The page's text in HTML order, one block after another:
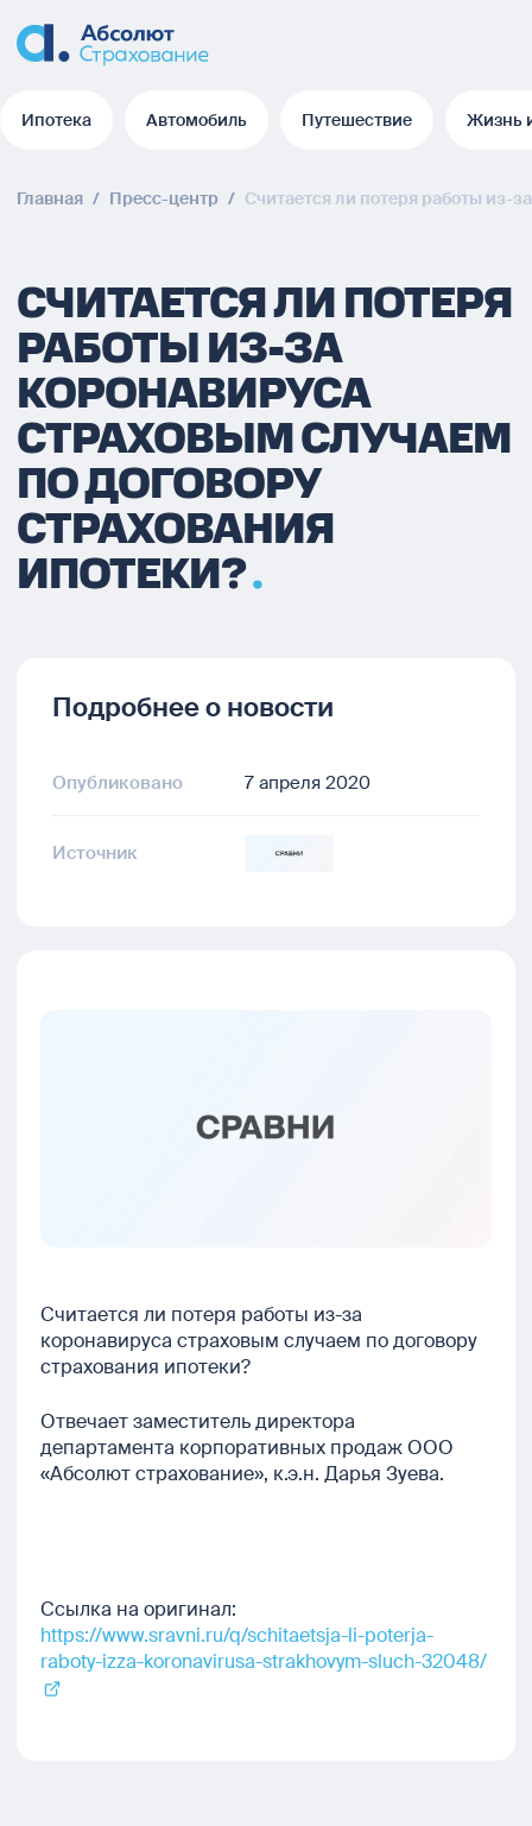
Ипотека Автомобиль Путешествие Жизнь
Главная / Пресс-центр / Считается ли потеря работы из-
СЧИТАЕТСЯ ЛИ ПОТЕРЯ
РАБОТЫ ИЗ-ЗА
КОРОНАВИРУСА
СТРАХОВЫМ СЛУЧАЕМ
ПО ДОГОВОРУ
СТРАХОВАНИЯ
ИПОТЕКИ?
Подробнее о новости
Опубликовано 7 апреля 2020
Источник
Считается ли потеря работы из-за
коронавируса страховым случаем по договору
страхования ипотеки?
Отвечает заместитель директора
департамента корпоративных продаж ООО
«Абсолют страхование», к.э.н. Дарья Зуева.
Ссылка на оригинал:
https://www.sravni.ru/q/schitaetsja-li-poterja-
raboty-izza-koronavirusa-strakhovym-sluch-32048/